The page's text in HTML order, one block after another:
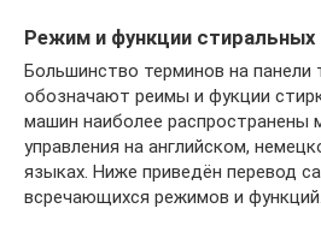
Режим и функции
Большинство терминов на
обозначают реимы и фукции
машин наиболее распространены
управления на английском,
языках. Ниже приведён перевод
всречающихся режимов и функций.